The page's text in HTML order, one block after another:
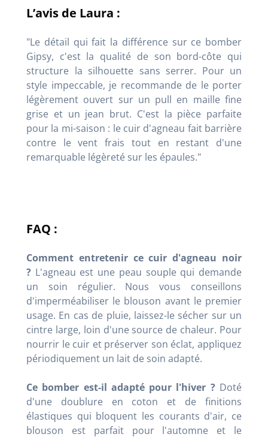
L’avis de Laura :
"Le détail qui fait la différence sur ce bomber
Gipsy, c'est la qualité de son bord-côte qui
structure la silhouette sans serrer. Pour un
style impeccable, je recommande de le porter
légèrement ouvert sur un pull en maille fine
grise et un jean brut. C'est la pièce parfaite
pour la mi-saison : le cuir d'agneau fait barrière
contre le vent frais tout en restant d'une
remarquable légèreté sur les épaules."
FAQ :
Comment entretenir ce cuir d'agneau noir
? L'agneau est une peau souple qui demande
un soin régulier. Nous vous conseillons
d'imperméabiliser le blouson avant le premier
usage. En cas de pluie, laissez-le sécher sur un
cintre large, loin d'une source de chaleur. Pour
nourrir le cuir et préserver son éclat, appliquez
périodiquement un lait de soin adapté.
Ce bomber est-il adapté pour l'hiver ? Doté
d'une doublure en coton et de finitions
élastiques qui bloquent les courants d'air, ce
blouson est parfait pour l'automne et le